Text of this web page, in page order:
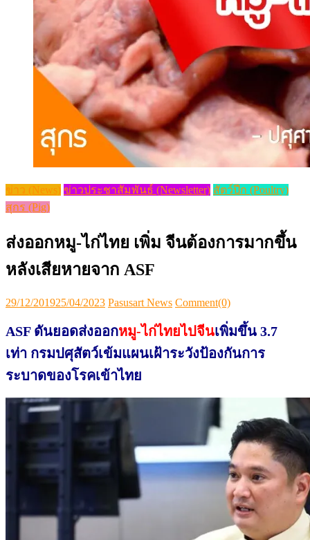
ข่าว (News) ข่าวประชาสัมพันธ์ (Newsletter) สัตว์ปีก (Poultry)
สุกร (Pig)
ส่งออกหมู-ไก่ไทย เพิ่ม จีนต้องการมากขึ้น
หลังเสียหายจาก ASF
Posted
29/12/201925/04/2023 Author
Pasusart News Comment(0)
ASF ดันยอดส่งออกหมู-ไก่ไทยไปจีนเพิ่มขึ้น 3.7
เท่า กรมปศุสัตว์เข้มแผนเฝ้าระวังป้องกันการ
ระบาดของโรคเข้าไทย